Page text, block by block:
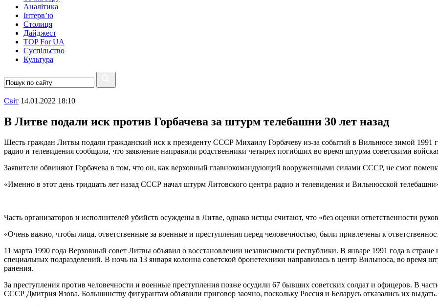
Аналітика
Інтерв’ю
Столиця
Дайджест
TOP For UA
Суспiльство
Культура
Свiт 14.01.2022 18:10
В Литве подали иск против Горбачева за штурм телебашни 30 лет назад
Шесть граждан Литвы подали гражданский иск к президенту СССР Михаилу Горбачеву из-за событий в Вильнюсе зимой 1991
радио и телевидения сообщила, что заявление направили родственники четырех погибших во время штурма советскими
Заявители обвиняют Горбачева в том, что он, как верховный главнокомандующий вооруженными силами СССР, не смог
«Именно в этот день тридцать лет назад СССР начал штурм Литовского центра радио и телевидения и Вильнюсской
Часть организаторов и исполнителей убийств осуждены в Литве, однако истцы считают, что «без оценки ответственности
«Очень важно, чтобы лица, ответственные за военные и преступления перед человечностью, были привлечены к
11 марта 1990 года Верховный совет Литвы объявил о восстановлении независимости республики. В январе 1991 года в стране
специальных подразделений. В ночь на 13 января колонна советской бронетехники направилась в центр Вильнюса, во время
ранения.
За преступления против человечности и военные преступления позже осудили 67 бывших советских солдат и офицеров. В
СССР Дмитрия Язова. Большинству фигурантам объявили приговор заочно, поскольку Россия и Беларусь отказались их выдать.